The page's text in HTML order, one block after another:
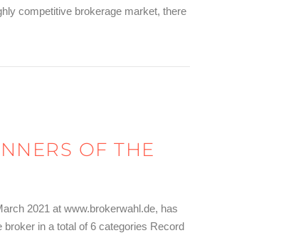
competitive brokerage market, there
OF THE
2021 at www.brokerwahl.de, has
in a total of 6 categories Record